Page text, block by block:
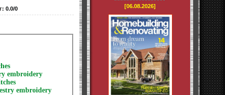
: 0.0/0
embroidery
embroidery
[06.08.2026]